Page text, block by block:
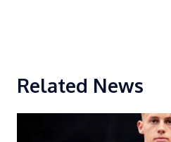
Related News